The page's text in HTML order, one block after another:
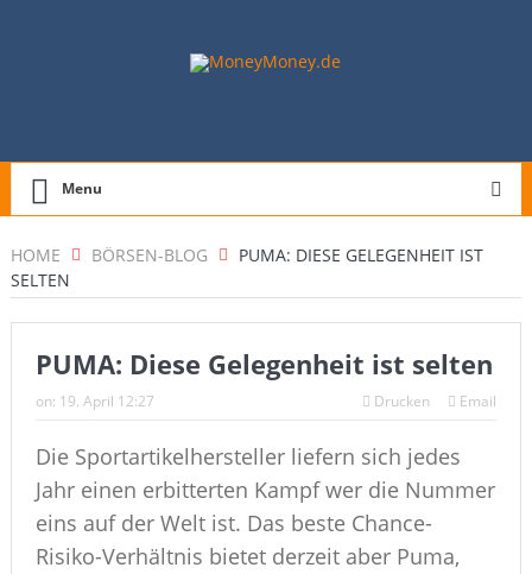
Menu
HOME BÖRSEN-BLOG
PUMA: DIESE GELEGENHEIT IST
SELTEN
PUMA: Diese Gelegenheit ist selten
on: 19. April 12:27 Drucken Email
Die Sportartikelhersteller liefern sich jedes
Jahr einen erbitterten Kampf wer die Nummer
eins auf der Welt ist. Das beste Chance-
Risiko-Verhältnis bietet derzeit aber Puma,